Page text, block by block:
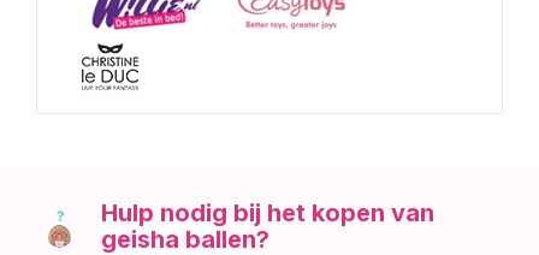
Hulp nodig bij het kopen van
geisha ballen?